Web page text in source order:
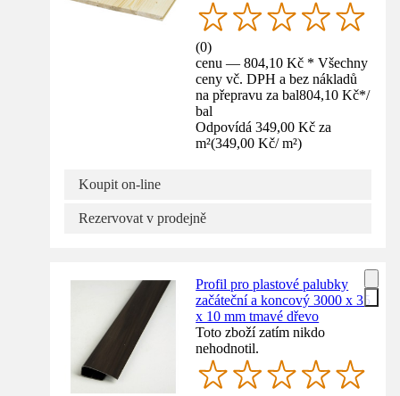
(0)
cenu — 804,10 Kč * Všechny
ceny vč. DPH a bez nákladů
na přepravu za bal804,10 Kč*/
bal
Odpovídá 349,00 Kč za
m²(349,00 Kč/ m²)
Koupit on-line
Rezervovat v prodejně
Profil pro plastové palubky
začáteční a koncový 3000 x 35
x 10 mm tmavé dřevo
Toto zboží zatím nikdo
nehodnotil.